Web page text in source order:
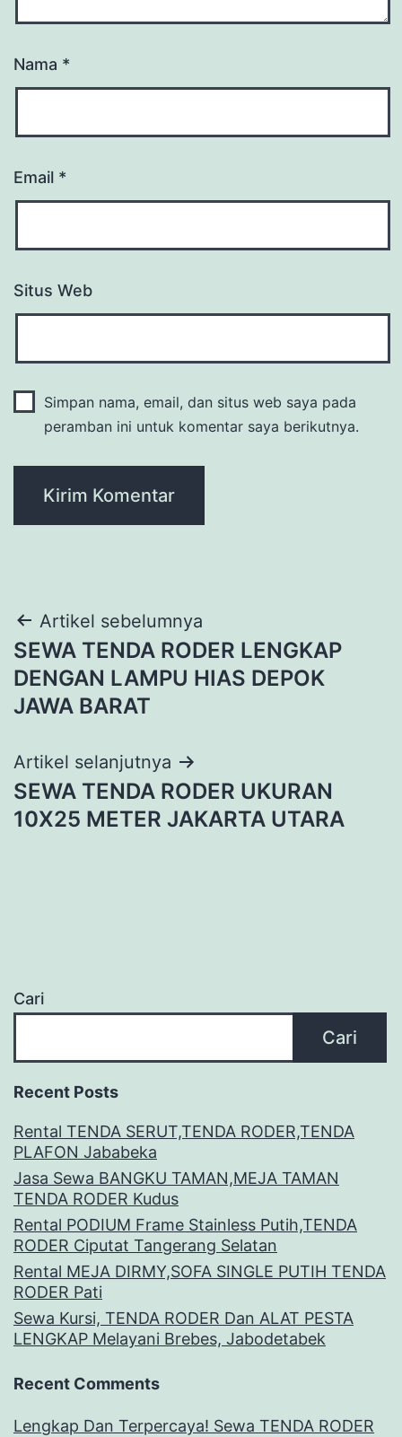
Nama *
Email *
Situs Web
Simpan nama, email, dan situs web saya pada
peramban ini untuk komentar saya berikutnya.
Navigasi
pos
Artikel sebelumnya
SEWA TENDA RODER LENGKAP
DENGAN LAMPU HIAS DEPOK
JAWA BARAT
Artikel selanjutnya
SEWA TENDA RODER UKURAN
10X25 METER JAKARTA UTARA
Cari
Cari
Recent Posts
Rental TENDA SERUT,TENDA RODER,TENDA
PLAFON Jababeka
Jasa Sewa BANGKU TAMAN,MEJA TAMAN
TENDA RODER Kudus
Rental PODIUM Frame Stainless Putih,TENDA
RODER Ciputat Tangerang Selatan
Rental MEJA DIRMY,SOFA SINGLE PUTIH TENDA
RODER Pati
Sewa Kursi, TENDA RODER Dan ALAT PESTA
LENGKAP Melayani Brebes, Jabodetabek
Recent Comments
Lengkap Dan Terpercaya! Sewa TENDA RODER